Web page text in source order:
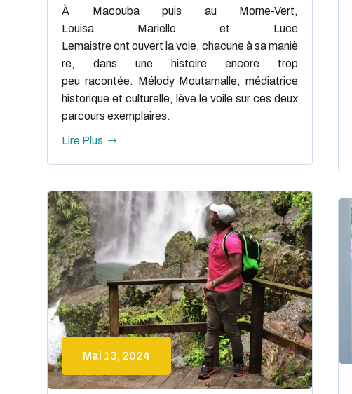
À Macouba puis au Morne-Vert,
Louisa Mariello et Luce
Lemaistre ont ouvert la voie, chacune à sa maniè
re, dans une histoire encore trop
peu racontée. Mélody Moutamalle, médiatrice
historique et culturelle, lève le voile sur ces deux
parcours exemplaires.
Lire Plus
Mai 13, 2024